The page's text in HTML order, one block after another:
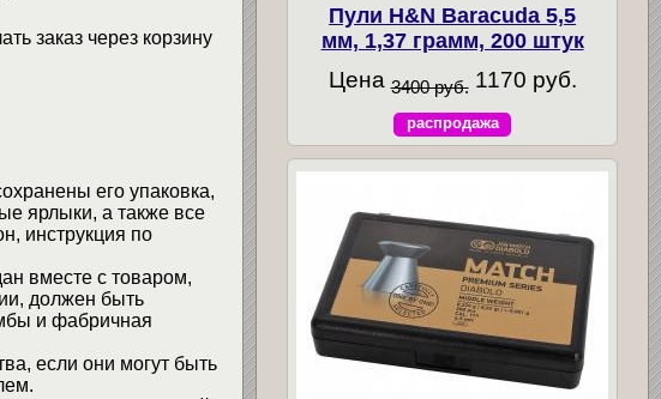
заказ через корзину
его упаковка,
ярлыки, а также все
инструкция по
вместе с товаром,
должен быть
и фабричная
если они могут быть
Пули H&N Baracuda 5,5
мм, 1,37 грамм, 200 штук
Цена 3400 руб. 1170 руб.
распродажа